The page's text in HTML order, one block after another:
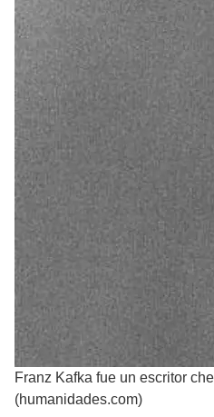
Franz Kafka fue un escritor
(humanidades.com)